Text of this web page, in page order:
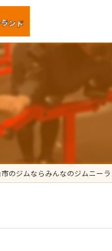
⁡
のジムならみんなのジムニーラ